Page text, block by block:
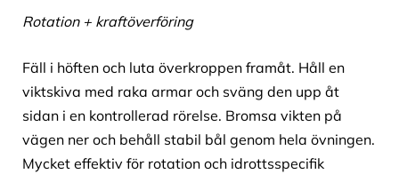
Rotation + kraftöverföring
Fäll i höften och luta överkroppen framåt. Håll en
viktskiva med raka armar och sväng den upp åt
sidan i en kontrollerad rörelse. Bromsa vikten på
vägen ner och behåll stabil bål genom hela övningen.
Mycket effektiv för rotation och idrottsspecifik